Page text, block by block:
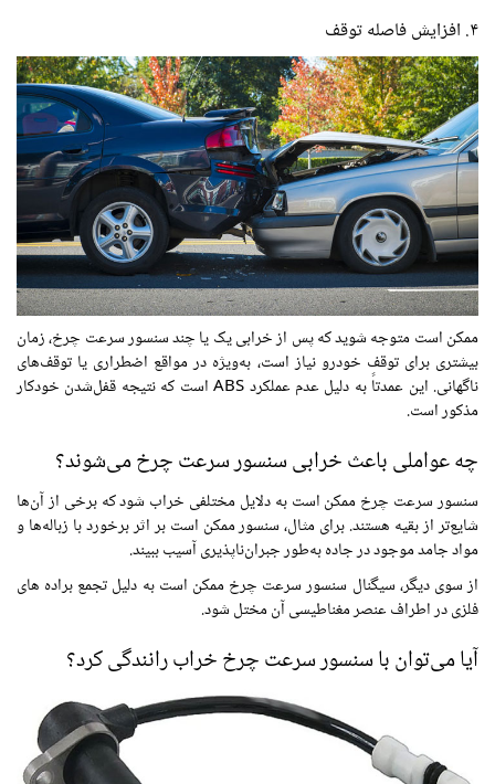
۴. افزایش فاصله توقف
ممکن است متوجه شوید که پس از خرابی یک یا چند سنسور سرعت چرخ، زمان
بیشتری برای توقف خودرو نیاز است، به‌ویژه در مواقع اضطراری یا توقف‌های
ناگهانی. این عمدتاً به دلیل عدم عملکرد ABS است که نتیجه قفل‌شدن خودکار
مذکور است.
چه عواملی باعث خرابی سنسور سرعت چرخ می‌شوند؟
سنسور سرعت چرخ ممکن است به دلایل مختلفی خراب شود که برخی از آن‌ها
شایع‌تر از بقیه هستند. برای مثال، سنسور ممکن است بر اثر برخورد با زباله‌ها و
مواد جامد موجود در جاده به‌طور جبران‌ناپذیری آسیب ببیند.
از سوی دیگر، سیگنال سنسور سرعت چرخ ممکن است به دلیل تجمع براده های
فلزی در اطراف عنصر مغناطیسی آن مختل شود.
آیا می‌توان با سنسور سرعت چرخ خراب رانندگی کرد؟